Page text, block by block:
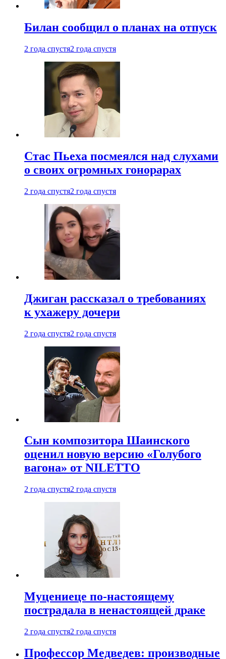
Билан сообщил о планах на отпуск
2 года спустя2 года спустя
Стас Пьеха посмеялся над слухами
о своих огромных гонорарах
2 года спустя2 года спустя
Джиган рассказал о требованиях
к ухажеру дочери
2 года спустя2 года спустя
Сын композитора Шаинского
оценил новую версию «Голубого
вагона» от NILETTO
2 года спустя2 года спустя
Муцениеце по-настоящему
пострадала в ненастоящей драке
2 года спустя2 года спустя
Профессор Медведев: производные